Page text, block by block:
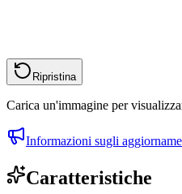
Ripristina
Carica un'immagine per
Informazioni sugli
Caratteristiche